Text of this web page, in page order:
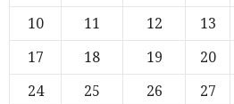
10
11 12 13
17
18 19 20
24
25 26 27